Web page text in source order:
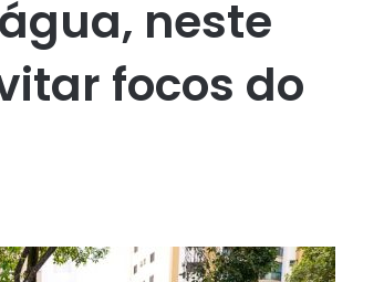
neste
focos do